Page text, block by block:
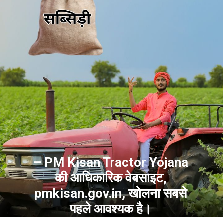
– PM Kisan Tractor Yojana
की आधिकारिक वेबसाइट,
pmkisan.gov.in, खोलना सबसे
पहले आवश्यक है।